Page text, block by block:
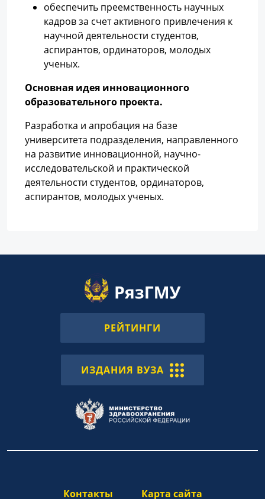
обеспечить преемственность научных
кадров за счет активного привлечения к
научной деятельности студентов,
аспирантов, ординаторов, молодых
ученых.
Основная идея инновационного
образовательного проекта.
Разработка и апробация на базе
университета подразделения, направленного
на развитие инновационной, научно-
исследовательской и практической
деятельности студентов, ординаторов,
аспирантов, молодых ученых.
РЕЙТИНГИ
ИЗДАНИЯ ВУЗА
Контакты Карта сайта